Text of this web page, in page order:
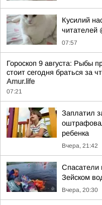
Кусилий
читателей
07:57
Гороскоп 9 августа: Рыбы
стоит сегодня браться за
Аmur.life
07:21
Заплатил
ребенка
Вчера, 21:42
Спасатели
Зейском
Вчера, 20:30